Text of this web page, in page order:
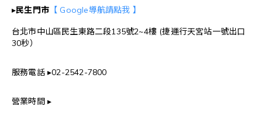
▸民生門市 【 Google導航請點我 】
台北市中山區民生東路二段135號2~4樓 (捷運行天宮站一號出口
30秒）
服務電話 ▸02-2542-7800
營業時間 ▸